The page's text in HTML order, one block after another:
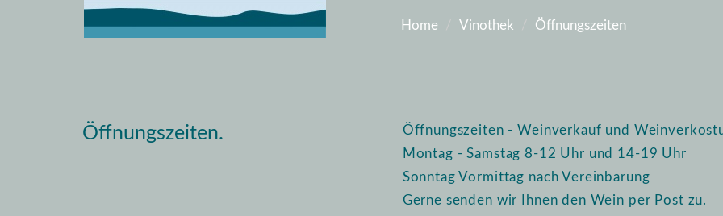
Home Vinothek Öffnungszeiten
Öffnungszeiten.
Öffnungszeiten - Weinverkauf und
Montag - Samstag 8-12 Uhr und 14-19 Uhr
Sonntag Vormittag nach Vereinbarung
Gerne senden wir Ihnen den Wein per Post zu.